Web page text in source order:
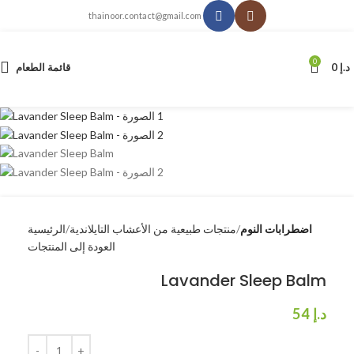
thainoor.contact@gmail.com
قائمة الطعام 0 د.إ
الرئيسية منتجات طبيعية من الأعشاب التايلاندية اضطرابات النوم
العودة إلى المنتجات
Lavander Sleep Balm
د.إ